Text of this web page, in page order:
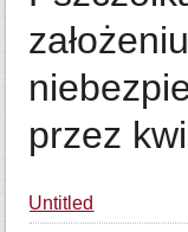
przez
Untitled